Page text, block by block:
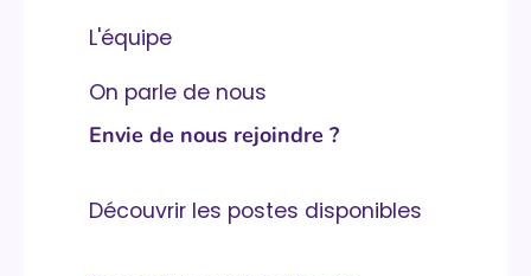
L'équipe
On parle de nous
Envie de nous rejoindre ?
Découvrir les postes disponibles